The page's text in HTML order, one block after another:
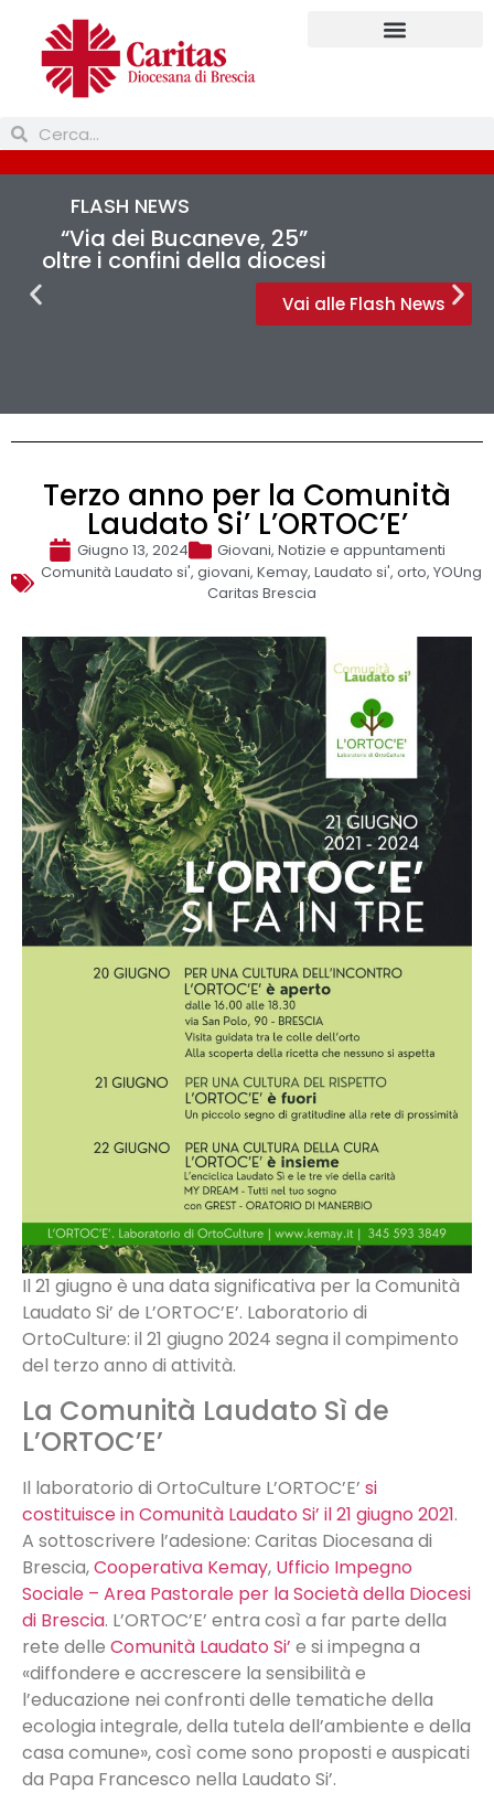
FLASH NEWS
“Via dei Bucaneve, 25”
oltre i confini della diocesi
Vai alle Flash News
Terzo anno per la Comunità
Laudato Si’ L’ORTOC’E’
Giugno 13, 2024 Giovani, Notizie e appuntamenti
Comunità Laudato si', giovani, Kemay, Laudato si', orto, YOUng
Caritas Brescia
Il 21 giugno è una data significativa per la Comunità
Laudato Si’ de L’ORTOC’E’. Laboratorio di
OrtoCulture: il 21 giugno 2024 segna il compimento
del terzo anno di attività.
La Comunità Laudato Sì de
L’ORTOC’E’
Il laboratorio di OrtoCulture L’ORTOC’E’ si
costituisce in Comunità Laudato Si’ il 21 giugno 2021.
A sottoscrivere l’adesione: Caritas Diocesana di
Brescia,Cooperativa Kemay, Ufficio Impegno
Sociale – Area Pastorale per la Società della Diocesi
di Brescia. L’ORTOC’E’ entra così a far parte della
rete delle Comunità Laudato Si’ e si impegna a
«diffondere e accrescere la sensibilità e
l’educazione nei confronti delle tematiche della
ecologia integrale, della tutela dell’ambiente e della
casa comune», così come sono proposti e auspicati
da Papa Francesco nella Laudato Si’.